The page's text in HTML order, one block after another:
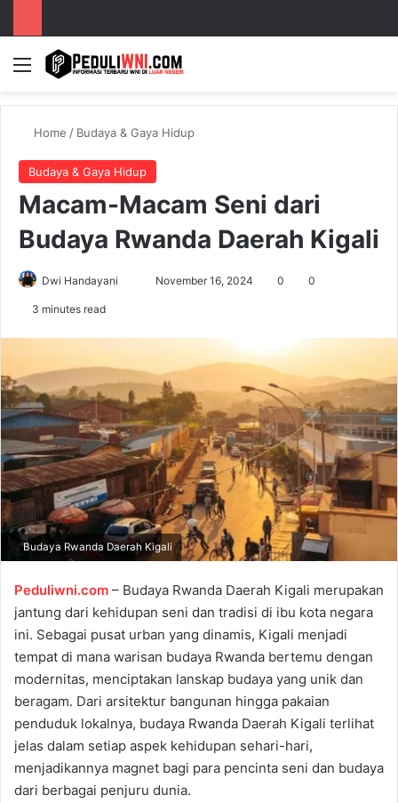
Menu
Home / Budaya & Gaya Hidup
Budaya & Gaya Hidup
Macam-Macam Seni dari
Budaya Rwanda Daerah Kigali
Dwi Handayani
n
e
m
a
l
November 16, 2024 0 0
3 minutes read
Budaya Rwanda Daerah Kigali
Peduliwni.com – Budaya Rwanda Daerah Kigali merupakan
jantung dari kehidupan seni dan tradisi di ibu kota negara
ini. Sebagai pusat urban yang dinamis, Kigali menjadi
tempat di mana warisan budaya Rwanda bertemu dengan
modernitas, menciptakan lanskap budaya yang unik dan
beragam. Dari arsitektur bangunan hingga pakaian
penduduk lokalnya, budaya Rwanda Daerah Kigali terlihat
jelas dalam setiap aspek kehidupan sehari-hari,
menjadikannya magnet bagi para pencinta seni dan budaya
dari berbagai penjuru dunia.